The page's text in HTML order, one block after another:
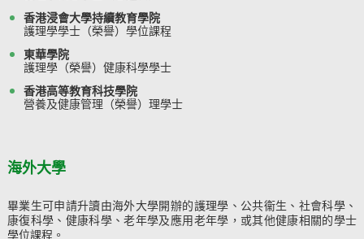
香港浸會大學持續教育學院
護理學學士（榮譽）學位課程
東華學院
護理學（榮譽）健康科學學士
香港高等教育科技學院
營養及健康管理（榮譽）理學士
海外大學
畢業生可申請升讀由海外大學開辦的護理學、公共衞生、社會科學、
康復科學、健康科學、老年學及應用老年學，或其他健康相關的學士
學位課程。